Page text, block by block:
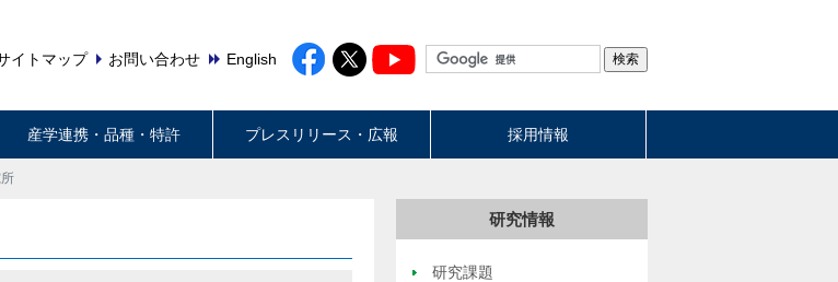
イトマップ お問い合わせ English
産学連携・品種・特許 プレスリリース・広報 採用情報
研究情報
研究課題